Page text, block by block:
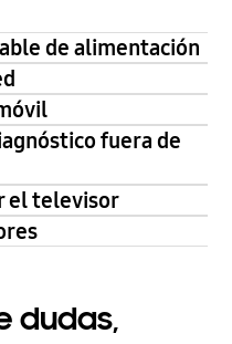
de alimentación
fuera de
el televisor
dudas,